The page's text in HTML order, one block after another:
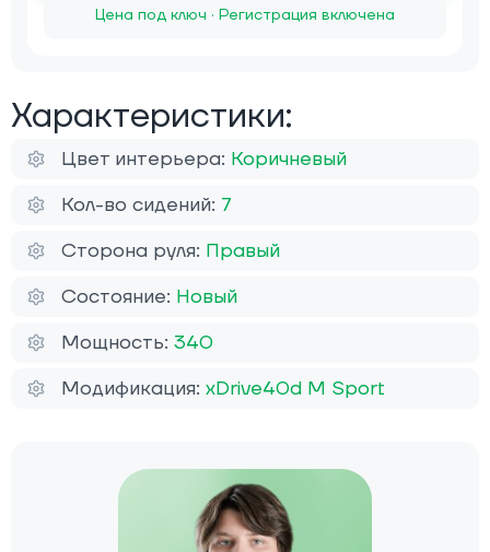
Цена под ключ · Регистрация включена
Характеристики:
Цвет интерьера: Коричневый
Кол-во сидений: 7
Сторона руля: Правый
Состояние: Новый
Мощность: 340
Модификация: xDrive40d M Sport